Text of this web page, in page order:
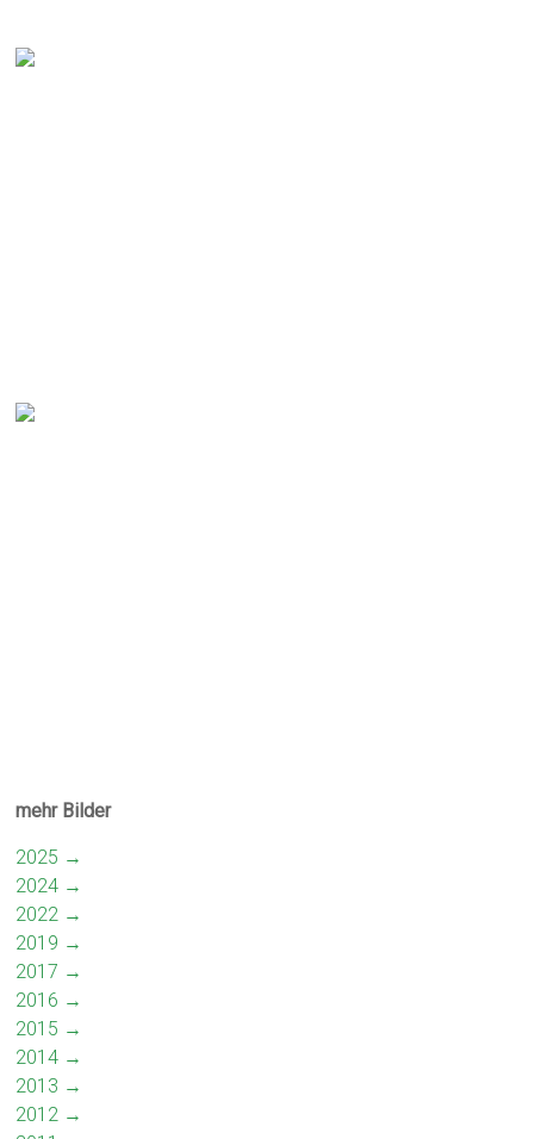
mehr Bilder
2025 →
2024 →
2022 →
2019 →
2017 →
2016 →
2015 →
2014 →
2013 →
2012 →